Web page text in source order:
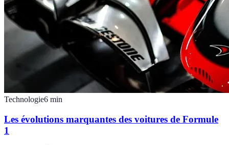
Technologie6 min
Les évolutions marquantes des voitures de Formule
1